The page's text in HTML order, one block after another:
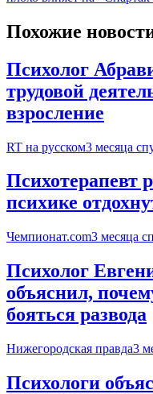
Похожие
Психолог
трудовой
взросление
RT на русском3 месяца
Психотерапевт
психике
Чемпионат.com3 месяца
Психолог
объяснил,
бояться развода
Нижегородская правда3
Психологи